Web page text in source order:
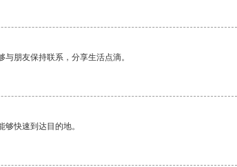
朋友保持联系，分享生活点滴。
快速到达目的地。